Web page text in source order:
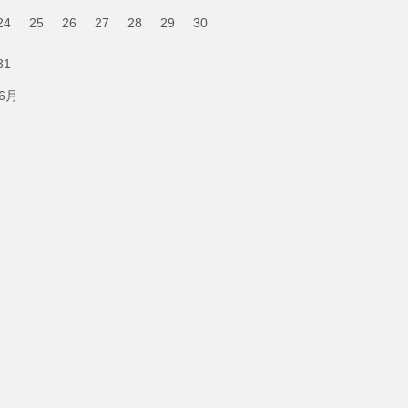
25 26 27 28 29 30
月